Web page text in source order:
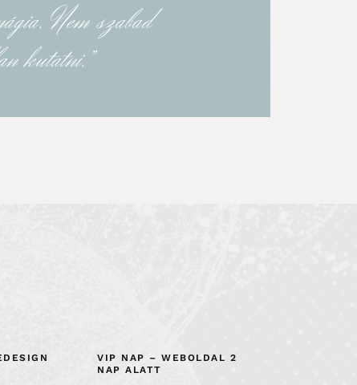
Nem szabad
kutatni.”
VIP NAP – WEBOLDAL 2
NAP ALATT